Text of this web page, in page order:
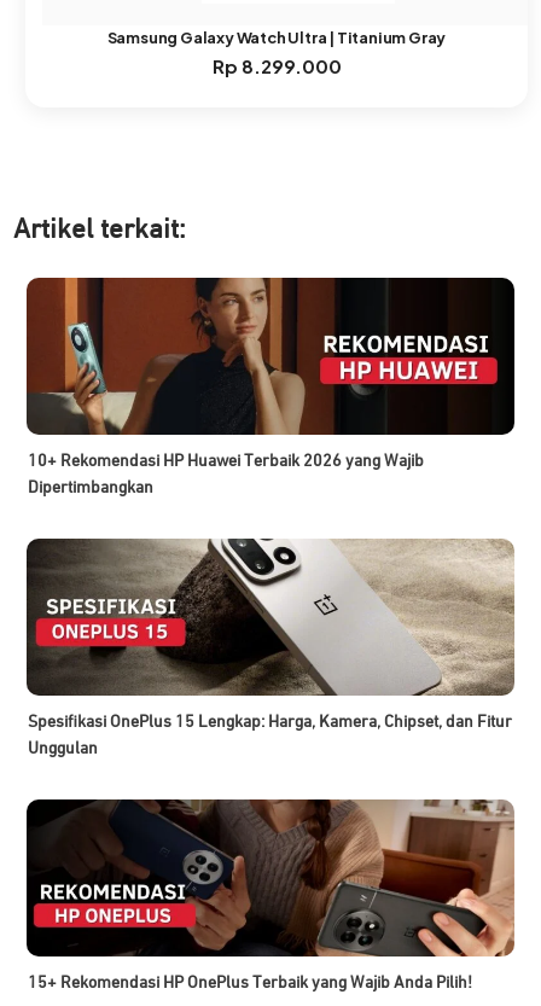
Samsung Galaxy Watch Ultra | Titanium Gray
Rp 8.299.000
Artikel terkait:
10+ Rekomendasi HP Huawei Terbaik 2026 yang Wajib
Dipertimbangkan
Spesifikasi OnePlus 15 Lengkap: Harga, Kamera, Chipset, dan Fitur
Unggulan
15+ Rekomendasi HP OnePlus Terbaik yang Wajib Anda Pilih!